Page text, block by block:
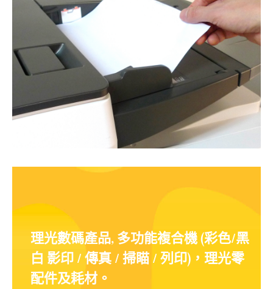
理光數碼產品, 多功能複合機 (彩色/黑
白 影印 / 傳真 / 掃瞄 / 列印)，理光零
配件及耗材。